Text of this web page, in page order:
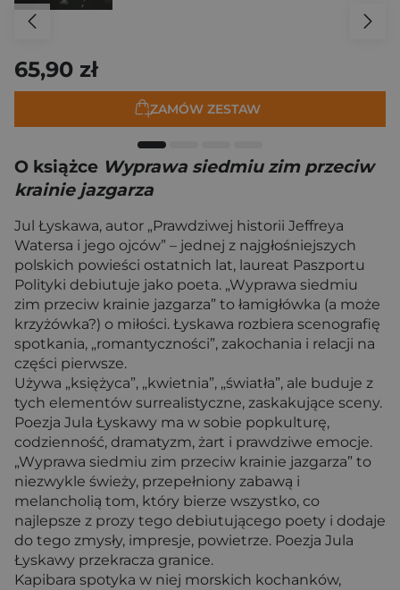
65,90 zł
ZAMÓW ZESTAW
O książce Wyprawa siedmiu zim przeciw
krainie jazgarza
Jul Łyskawa, autor „Prawdziwej historii Jeffreya
Watersa i jego ojców” – jednej z najgłośniejszych
polskich powieści ostatnich lat, laureat Paszportu
Polityki debiutuje jako poeta. „Wyprawa siedmiu
zim przeciw krainie jazgarza” to łamigłówka (a może
krzyżówka?) o miłości. Łyskawa rozbiera scenografię
spotkania, „romantyczności”, zakochania i relacji na
części pierwsze.
Używa „księżyca”, „kwietnia”, „światła”, ale buduje z
tych elementów surrealistyczne, zaskakujące sceny.
Poezja Jula Łyskawy ma w sobie popkulturę,
codzienność, dramatyzm, żart i prawdziwe emocje.
„Wyprawa siedmiu zim przeciw krainie jazgarza” to
niezwykle świeży, przepełniony zabawą i
melancholią tom, który bierze wszystko, co
najlepsze z prozy tego debiutującego poety i dodaje
do tego zmysły, impresje, powietrze. Poezja Jula
Łyskawy przekracza granice.
Kapibara spotyka w niej morskich kochanków,